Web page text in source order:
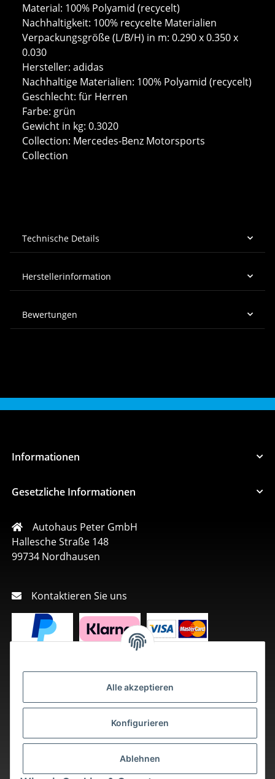
Alle akzeptieren
Konfigurieren
Ablehnen
Material: 100% Polyamid (recycelt)
Nachhaltigkeit: 100% recycelte Materialien
Verpackungsgröße (L/B/H) in m: 0.290 x 0.350 x
0.030
Hersteller: adidas
Nachhaltige Materialien: 100% Polyamid (recycelt)
Geschlecht: für Herren
Farbe: grün
Gewicht in kg: 0.3020
Collection: Mercedes-Benz Motorsports
Collection
Technische Details
Herstellerinformation
Bewertungen
Informationen
Gesetzliche Informationen
Autohaus Peter GmbH
Hallesche Straße 148
99734 Nordhausen
Kontaktieren Sie uns